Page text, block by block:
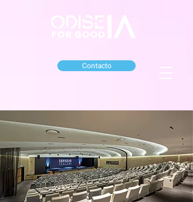
Contacto